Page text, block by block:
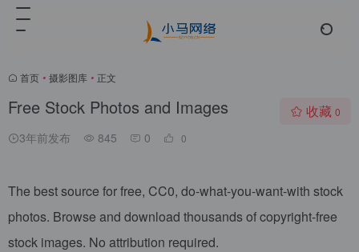
首页 • 摄影图库 • 正文
Free Stock Photos and Images
3年前发布 845 0 0
收藏 0
The best source for free, CC0, do-what-you-want-with stock
photos. Browse and download thousands of copyright-free
stock images. No attribution required.